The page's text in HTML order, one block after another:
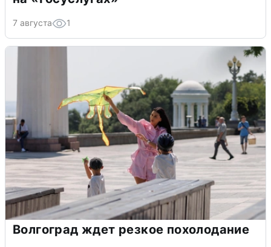
7 августа 1
Волгоград ждет резкое похолодание